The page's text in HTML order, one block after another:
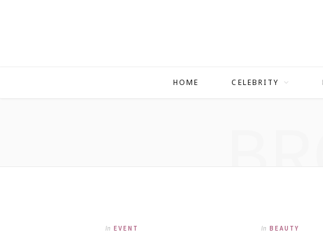
HOME CELEBRITY
In EVENT In BEAUTY